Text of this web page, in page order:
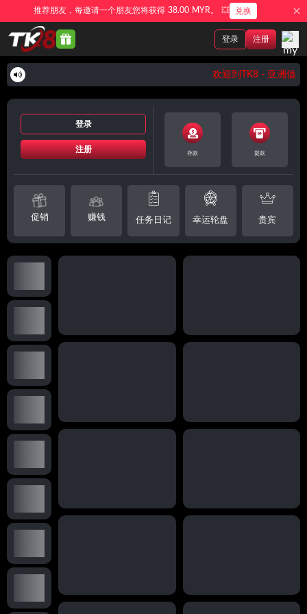
推荐朋友，每邀请一个朋友您将获得 38.00 MYR。 💥 兑换
注册
登录
欢迎到TK8 - 亚洲值
登录
注册 存款 提款
促销 赚钱 任务日记 幸运轮盘 贵宾